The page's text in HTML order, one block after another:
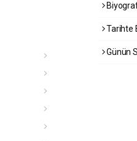
Tarihte
Günün